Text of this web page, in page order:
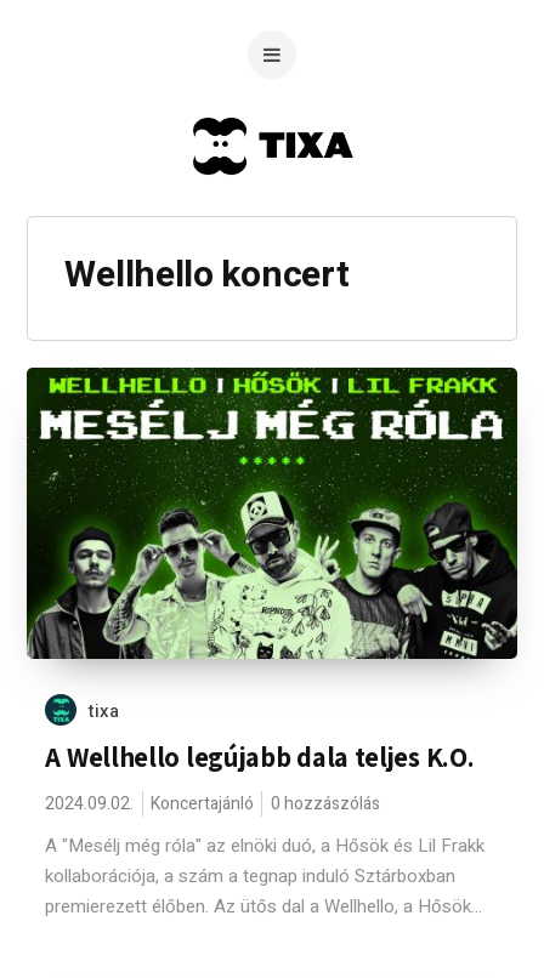
Wellhello koncert
tixa
A Wellhello legújabb dala teljes K.O.
2024.09.02. Koncertajánló 0 hozzászólás
A "Mesélj még róla" az elnöki duó, a Hősök és Lil Frakk
kollaborációja, a szám a tegnap induló Sztárboxban
premierezett élőben. Az ütős dal a Wellhello, a Hősök...